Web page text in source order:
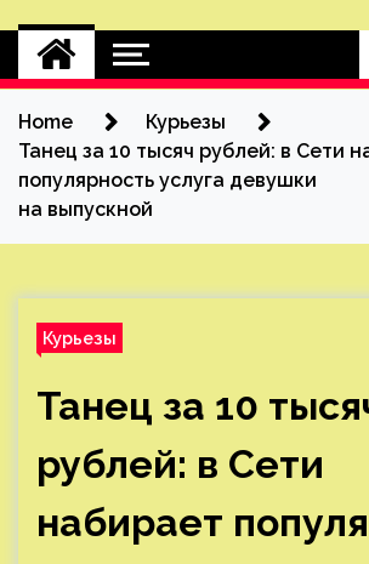
Home
Курьезы
Танец за 10 тысяч рублей: в Сети
популярность услуга девушки
на выпускной
Курьезы
Танец за 10
рублей: в Сети
набирает